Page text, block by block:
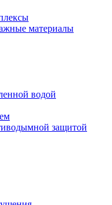
материалы
водой
защитой